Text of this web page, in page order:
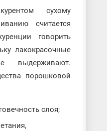
сухому
считается
говорить
лакокрасочные
выдерживают.
порошковой
слоя;